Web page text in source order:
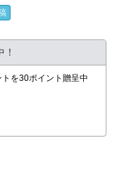
を30ポイント贈呈中